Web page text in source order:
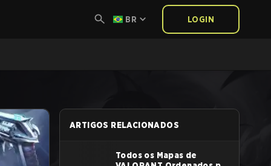
BR LOGIN
ARTIGOS RELACIONADOS
Todos os Mapas de